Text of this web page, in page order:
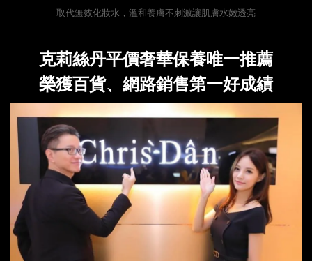
取代無效化妝水，溫和養膚不刺激讓肌膚水嫩透亮
克莉絲丹平價奢華保養唯一推薦
榮獲百貨、網路銷售第一好成績